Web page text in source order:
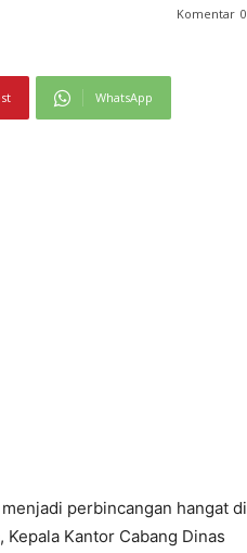
Komentar 0
WhatsApp
perbincangan hangat di
Kantor Cabang Dinas